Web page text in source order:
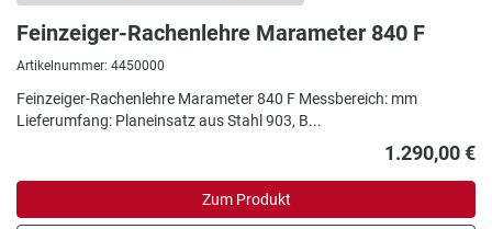
Feinzeiger-Rachenlehre Marameter 840 F
Artikelnummer: 4450000
Feinzeiger-Rachenlehre Marameter 840 F Messbereich: mm
Lieferumfang: Planeinsatz aus Stahl 903, B...
1.290,00 €
Zum Produkt